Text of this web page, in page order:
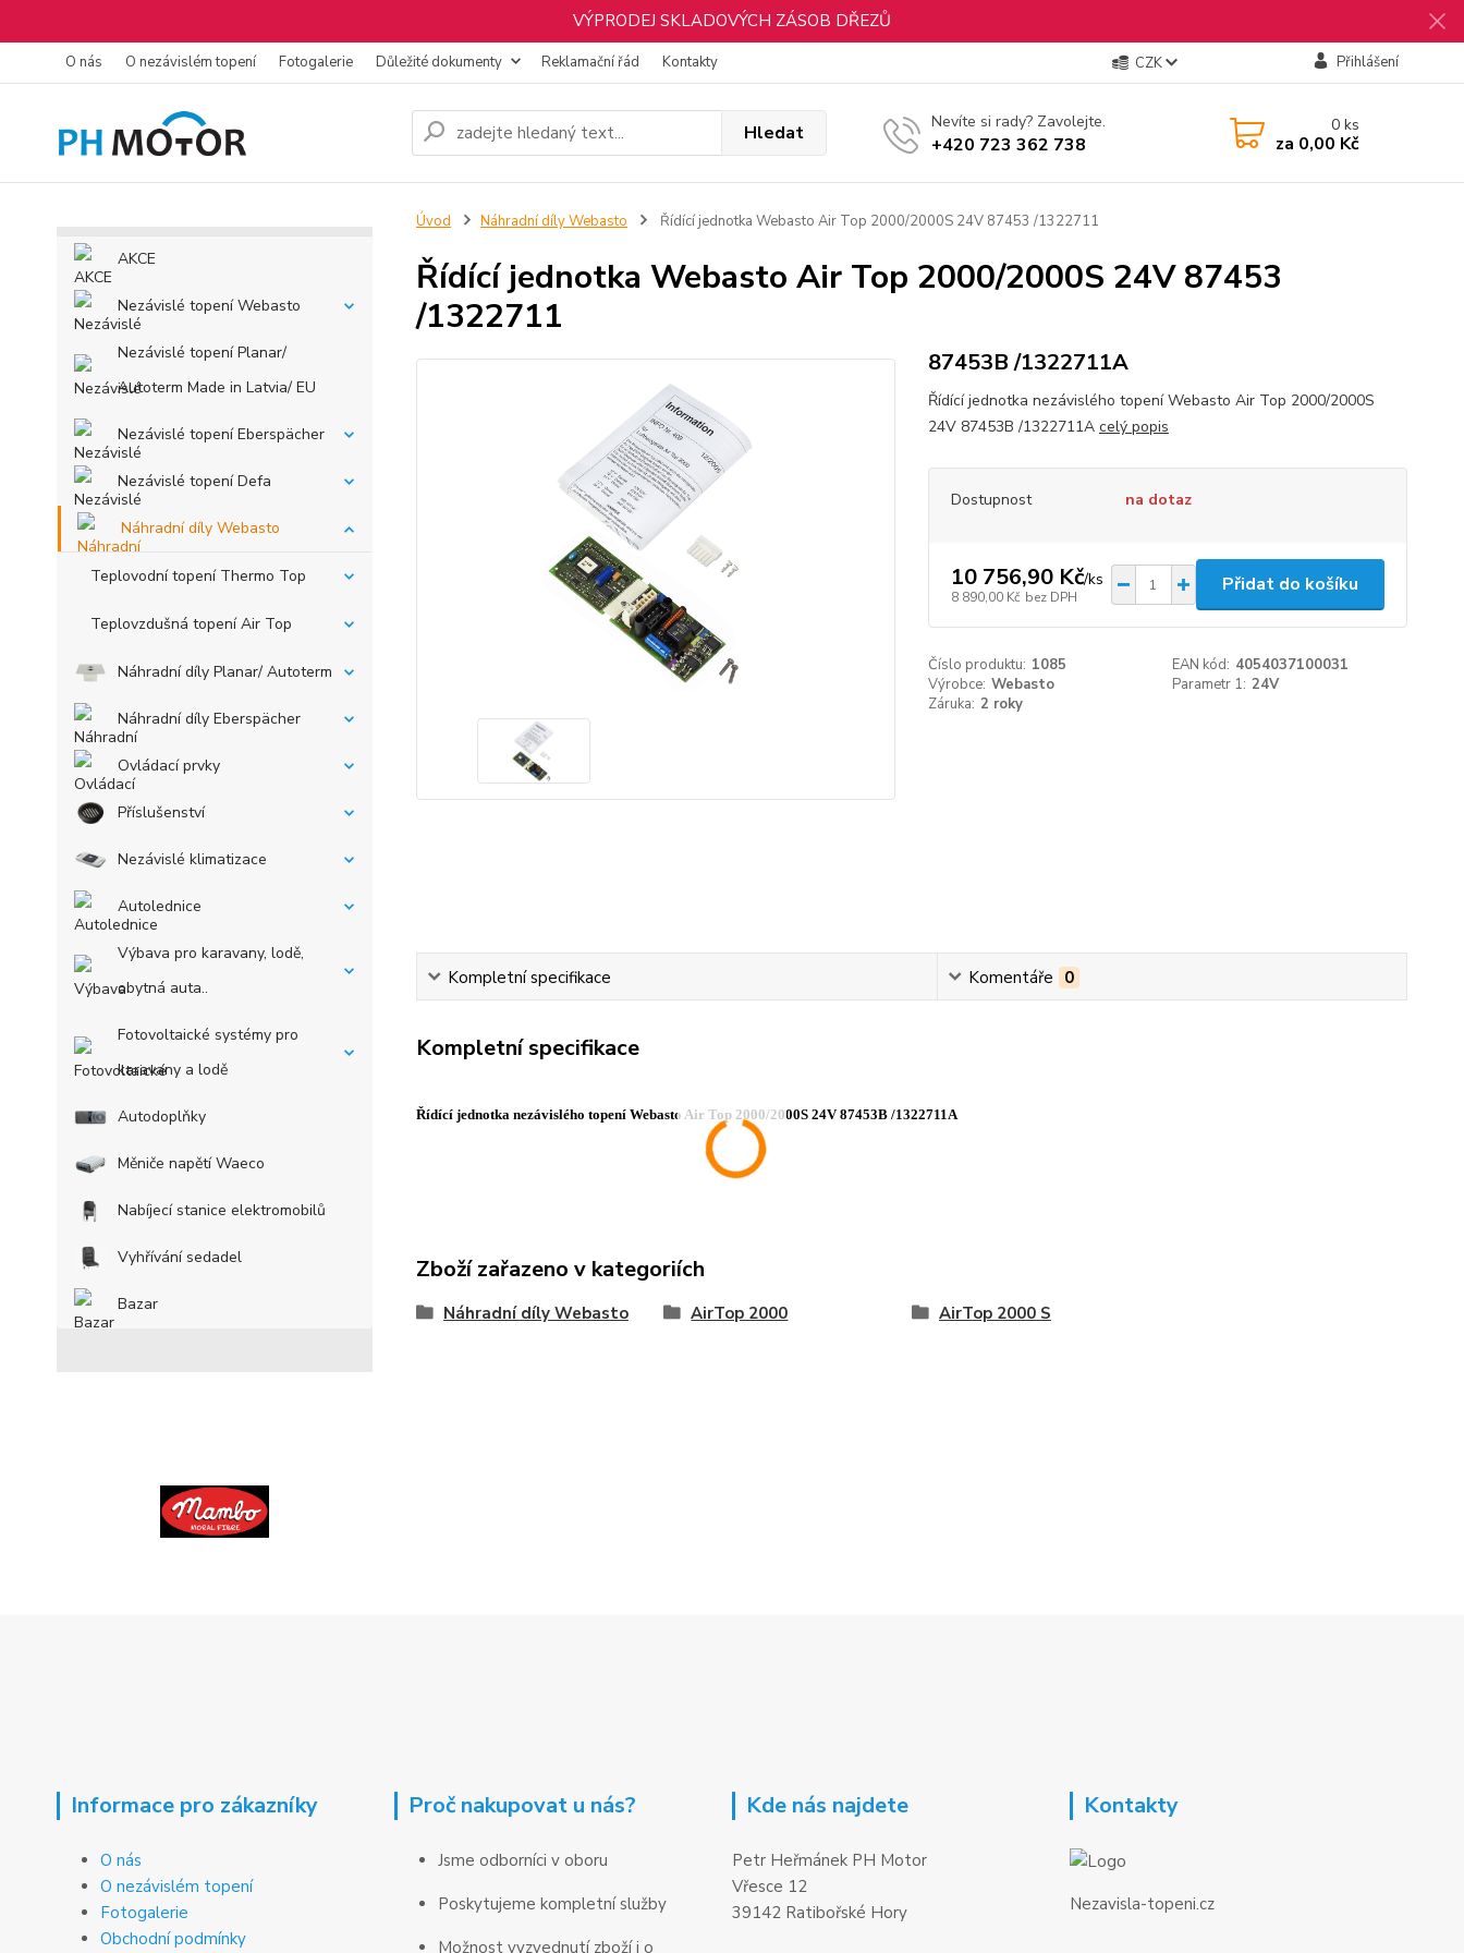
VÝPRODEJ SKLADOVÝCH ZÁSOB DŘEZŮ
O nás O nezávislém topení Fotogalerie Důležité dokumenty Reklamační řád Kontakty CZK Přihlášení
Hledat Nevíte si rady? Zavolejte.
+420 723 362 738
0ks
za 0,00 Kč
AKCE
Nezávislé topení Webasto
Nezávislé topení Planar/
Autoterm Made in Latvia/ EU
Nezávislé topení Eberspächer
Nezávislé topení Defa
Náhradní díly Webasto
Teplovodní topení Thermo Top
Teplovzdušná topení Air Top
Náhradní díly Planar/ Autoterm
Náhradní díly Eberspächer
Ovládací prvky
Příslušenství
Nezávislé klimatizace
Autolednice
Výbava pro karavany, lodě,
obytná auta..
Fotovoltaické systémy pro
karavany a lodě
Autodoplňky
Měniče napětí Waeco
Nabíjecí stanice elektromobilů
Vyhřívání sedadel
Bazar
Úvod Náhradní díly Webasto Řídící jednotka Webasto Air Top 2000/2000S 24V 87453 /1322711
Řídící jednotka Webasto Air Top 2000/2000S 24V 87453
/1322711
87453B /1322711A
Řídící jednotka nezávislého topení Webasto Air Top 2000/2000S
24V 87453B /1322711A celý popis
Dostupnost na dotaz
10 756,90 Kč/ks
8 890,00 Kč bez DPH
Přidat do košíku
Číslo produktu: 1085 EAN kód: 4054037100031
Výrobce: Webasto Parametr 1: 24V
Záruka: 2 roky
Kompletní specifikace Komentáře 0
Kompletní specifikace
Řídící jednotka nezávislého topení Webasto Air Top 2000/2000S 24V 87453B /1322711A
Zboží zařazeno v kategoriích
Náhradní díly Webasto AirTop 2000 AirTop 2000 S
Informace pro zákazníky
O nás
O nezávislém topení
Fotogalerie
Obchodní podmínky
Proč nakupovat u nás?
Jsme odborníci v oboru
Poskytujeme kompletní služby
Možnost vyzvednutí zboží i o
Kde nás najdete
Petr Heřmánek PH Motor
Vřesce 12
39142 Ratibořské Hory
Kontakty
Nezavisla-topeni.cz